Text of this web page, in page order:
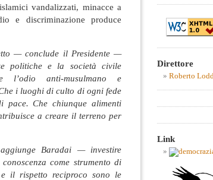
vandalizzati, minacce a
e discriminazione produce
— conclude il Presidente —
politiche e la società civile
l’odio anti-musulmano e
i luoghi di culto di ogni fede
pace. Che chiunque alimenti
a creare il terreno per
Baradai — investire
come strumento di
il rispetto reciproco sono le
Direttore
Roberto
Link